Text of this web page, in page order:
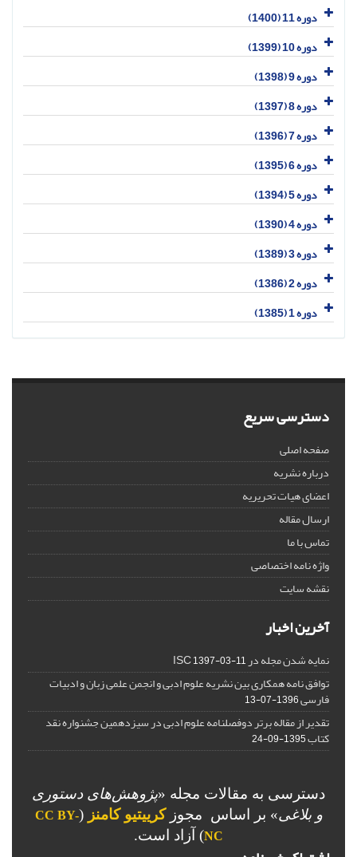
دوره 11 (1400)
دوره 10 (1399)
دوره 9 (1398)
دوره 8 (1397)
دوره 7 (1396)
دوره 6 (1395)
دوره 5 (1394)
دوره 4 (1390)
دوره 3 (1389)
دوره 2 (1386)
دوره 1 (1385)
دسترسی سریع
صفحه اصلی
درباره نشریه
اعضای هیات تحریریه
ارسال مقاله
تماس با ما
واژه نامه اختصاصی
نقشه سایت
آخرین اخبار
نمایه شدن مجله در ISC1397-03-11
توافق نامه همکاری بین نشریه علوم ادبی و انجمن علمی زبان و ادبیات
فارسی1396-07-13
تقدیر از مقاله برتر دوفصلنامه علوم ادبی در سیزدهمین جشنواره نقد
کتاب1395-09-24
دسترسی به مقالات مجله «پژوهش‌های دستوری
و بلاغی» بر اساس مجوزکرییتیو کامنز (
CC BY-
NC) آزاد است.